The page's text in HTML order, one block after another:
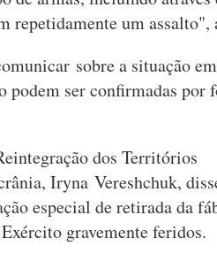
repetidamente um assalto",
sobre a situação em
ser confirmadas por
dos Territórios
Iryna Vereshchuk,
especial de retirada da
gravemente feridos.